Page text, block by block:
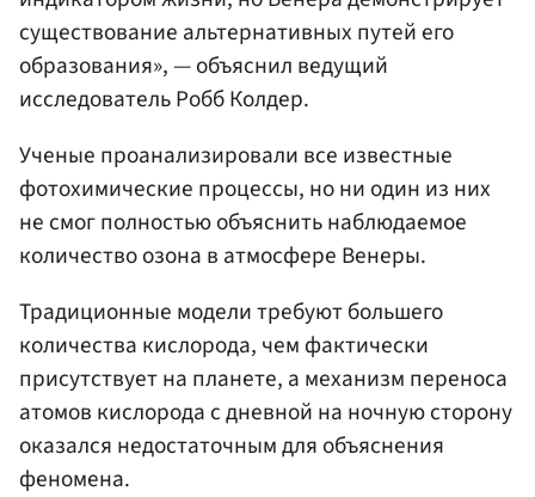
существование альтернативных путей его
образования», — объяснил ведущий
исследователь Робб Колдер.
Ученые проанализировали все известные
фотохимические процессы, но ни один из них
не смог полностью объяснить наблюдаемое
количество озона в атмосфере Венеры.
Традиционные модели требуют большего
количества кислорода, чем фактически
присутствует на планете, а механизм переноса
атомов кислорода с дневной на ночную сторону
оказался недостаточным для объяснения
феномена.